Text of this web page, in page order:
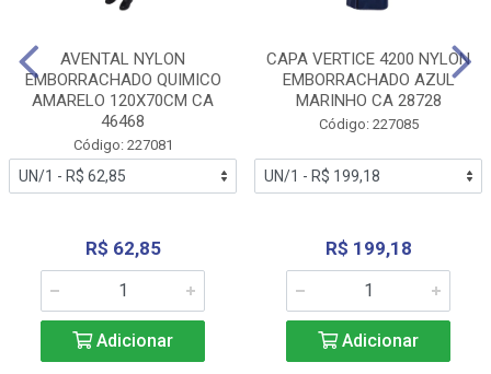
AVENTAL NYLON
EMBORRACHADO QUIMICO
AMARELO 120X70CM CA
46468
Código: 227081
R$ 62,85
Adicionar
CAPA VERTICE 4200 NYLON
EMBORRACHADO AZUL
MARINHO CA 28728
Código: 227085
R$ 199,18
Adicionar